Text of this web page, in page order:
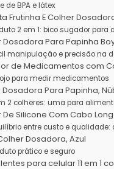
de BPA e látex
Frutinha E Colher
2 em 1: bico sugador
Dosadora Para Papinha
manipulação e precisão na
de Medicamentos com
para medir medicamentos
Para Papinha,
2 colheres: uma para
Silicone Com Cabo
entre custo e
Dosadora, Azul
prático e seguro
para celular 11 em 1